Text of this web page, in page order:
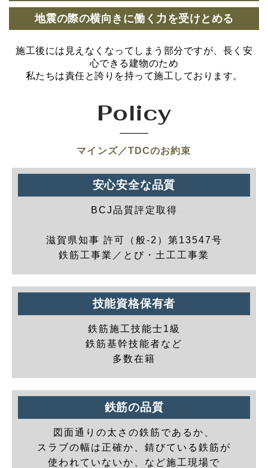
地震の際の横向きに働く力を受けとめる
施工後には見えなくなってしまう部分ですが、長く安
心できる建物のため
私たちは責任と誇りを持って施工しております。
Policy
マインズ／TDCのお約束
安心安全な品質
BCJ品質評定取得
滋賀県知事 許可（般-2）第13547号
鉄筋工事業／とび・土工工事業
技能資格保有者
鉄筋施工技能士1級
鉄筋基幹技能者など
多数在籍
鉄筋の品質
図面通りの太さの鉄筋であるか、
スラブの幅は正確か、錆びている鉄筋が
使われていないか、など施工現場で